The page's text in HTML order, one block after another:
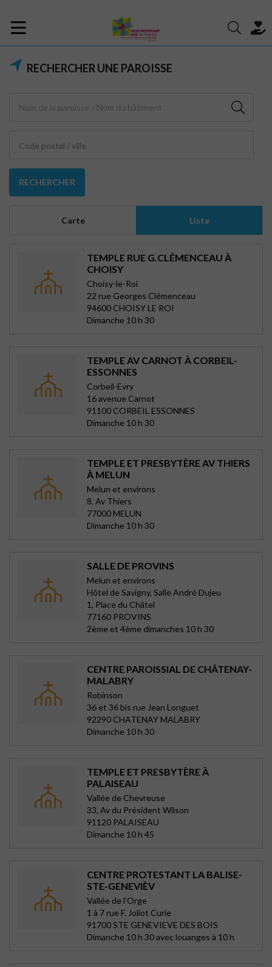
RECHERCHER UNE PAROISSE
Code postal / ville
RECHERCHER
Carte Liste
TEMPLE RUE G.CLÉMENCEAU À
CHOISY
Choisy-le-Roi
22 rue Georges Clémenceau
94600 CHOISY LE ROI
Dimanche 10 h 30
TEMPLE AV CARNOT À CORBEIL-
ESSONNES
Corbeil-Evry
16 avenue Carnot
91100 CORBEIL ESSONNES
Dimanche 10 h 30
TEMPLE ET PRESBYTÈRE AV THIERS
À MELUN
Melun et environs
8, Av Thiers
77000 MELUN
Dimanche 10 h 30
SALLE DE PROVINS
Melun et environs
Hôtel de Savigny, Salle André Dujeu
1, Place du Châtel
77160 PROVINS
2ème et 4ème dimanches 10 h 30
CENTRE PAROISSIAL DE CHÂTENAY-
MALABRY
Robinson
36 et 36 bis rue Jean Longuet
92290 CHATENAY MALABRY
Dimanche 10 h 30
TEMPLE ET PRESBYTÈRE À
PALAISEAU
Vallée de Chevreuse
33, Av du Président Wilson
91120 PALAISEAU
Dimanche 10 h 45
CENTRE PROTESTANT LA BALISE-
STE-GENEVIÈV
Vallée de l'Orge
1 à 7 rue F. Joliot Curie
91700 STE GENEVIEVE DES BOIS
Dimanche 10 h 30 avec louanges à 10 h